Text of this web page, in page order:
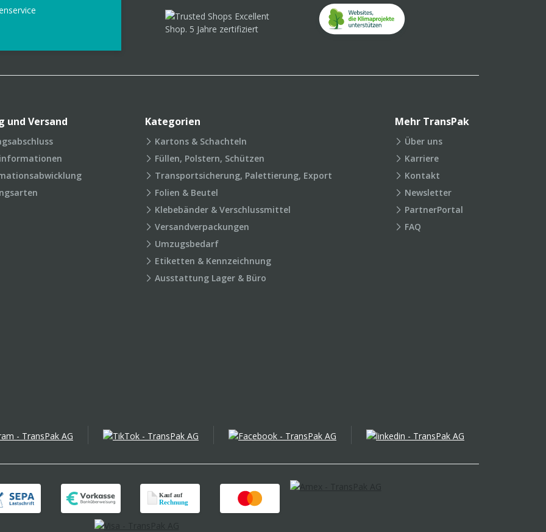
und Versand Kategorien
Kartons & Schachteln
Füllen, Polstern, Schützen
Transportsicherung, Palettierung, Export
Folien & Beutel
Klebebänder & Verschlussmittel
Versandverpackungen
Umzugsbedarf
Etiketten & Kennzeichnung
Ausstattung Lager & Büro
Mehr TransPak
Über uns
Karriere
Kontakt
Newsletter
PartnerPortal
FAQ